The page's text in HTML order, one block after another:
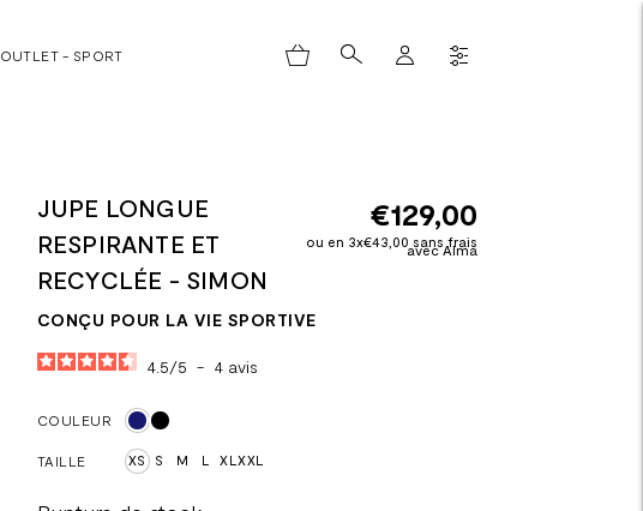
OUTLET - SPORT
JUPE LONGUE
RESPIRANTE ET
RECYCLÉE - SIMON
€129,00
ou en 3x€43,00 sans frais
avec Alma
CONÇU POUR LA VIE SPORTIVE
4.5/5 - 4 avis
COULEUR
TAILLE XS S M L XL XXL